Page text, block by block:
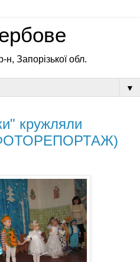
Запорізької обл.
▼
кружляли